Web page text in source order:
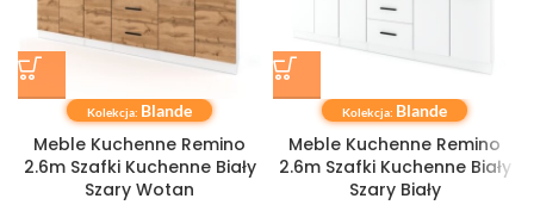
Kolekcja: Blande
Meble Kuchenne Remino
2.6m Szafki Kuchenne Biały
Szary Wotan
Kolekcja: Blande
Meble Kuchenne Remino
2.6m Szafki Kuchenne Biały
Szary Biały